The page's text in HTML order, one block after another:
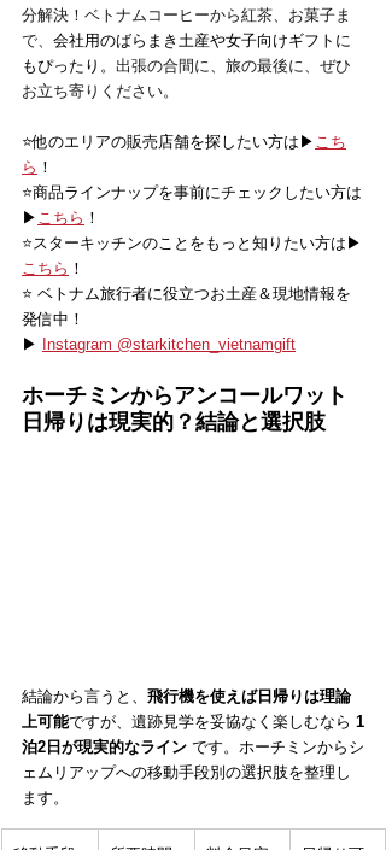
分解決！ベトナムコーヒーから紅茶、お菓子ま
で、 会社用のばらまき土産や女子向けギフトに
もぴったり。 出張の合間に、旅の最後に、ぜひ
お立ち寄りください。
⭐️他のエリアの販売店舗を探したい方は▶ こち
ら ！
⭐️商品ラインナップを事前にチェックしたい方は
▶ こちら ！
⭐️スターキッチンのことをもっと知りたい方は▶
こちら ！
⭐️ ベトナム旅行者に役立つお土産＆現地情報を
発信中！
▶
Instagram @starkitchen_vietnamgift
ホーチミンからアンコールワット
日帰りは現実的？結論と選択肢
結論から言うと、 飛行機を使えば日帰りは理論
上可能ですが、遺跡見学を妥協なく楽しむなら 1
泊2日が現実的なライン です。ホーチミンからシ
ェムリアップへの移動手段別の選択肢を整理し
ます。